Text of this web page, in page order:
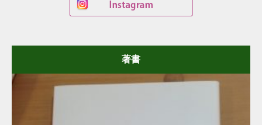
著書